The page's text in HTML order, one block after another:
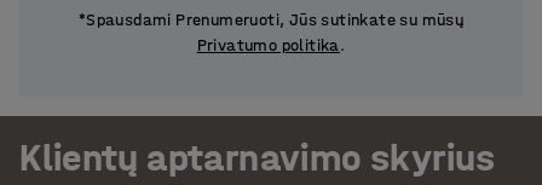
*Spausdami Prenumeruoti, Jūs sutinkate su mūsų
Privatumo politika.
Klientų aptarnavimo skyrius